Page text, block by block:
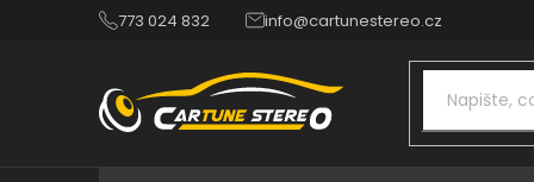
773 024 832 info@cartunestereo.cz